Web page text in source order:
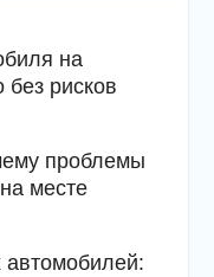
на
без рисков
проблемы
месте
автомобилей: